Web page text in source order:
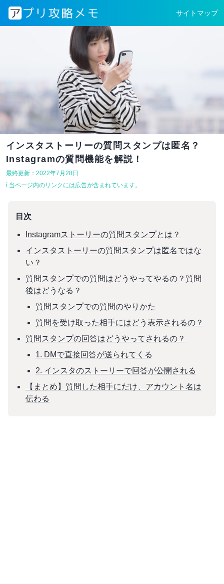
サイトマップ
インスタストーリーの質問スタンプは匿名？
Instagramの質問機能を解説！
最終更新：2022年7月28日
ℹ︎ 当ページ内のリンクには広告が含まれています。
目次
Instagramストーリーの質問スタンプとは？
インスタストーリーの質問スタンプは匿名ではな
い？
質問スタンプでの質問はどうやってやるの？質問
後はどうなる？
質問スタンプでの質問のやりかた
質問を受け取った相手にはどう表示されるの？
質問スタンプの回答はどうやってされるの？
1. DMで直接回答が送られてくる
2. インスタのストーリーで回答が公開される
【まとめ】質問した相手にだけ、アカウント名は
伝わる